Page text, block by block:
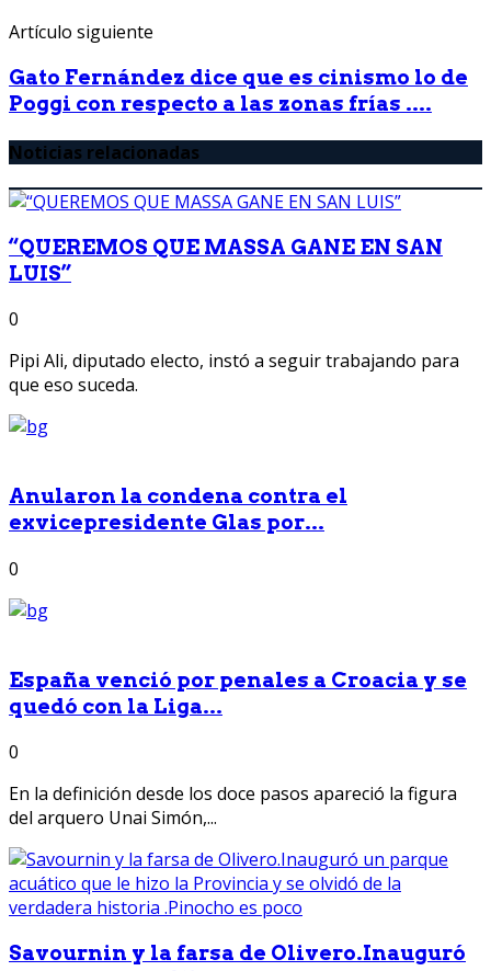
Artículo siguiente
Gato Fernández dice que es cinismo lo de
Poggi con respecto a las zonas frías ....
Noticias relacionadas
“QUEREMOS QUE MASSA GANE EN SAN
LUIS”
0
Pipi Ali, diputado electo, instó a seguir trabajando para
que eso suceda.
Anularon la condena contra el
exvicepresidente Glas por...
0
España venció por penales a Croacia y se
quedó con la Liga...
0
En la definición desde los doce pasos apareció la figura
del arquero Unai Simón,...
Savournin y la farsa de Olivero.Inauguró